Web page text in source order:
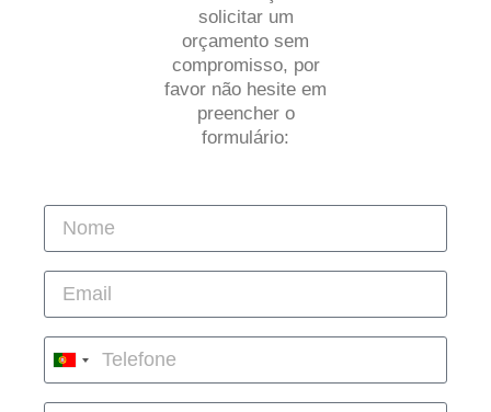
solicitar um
orçamento sem
compromisso, por
favor não hesite em
preencher o
formulário:
Portugal